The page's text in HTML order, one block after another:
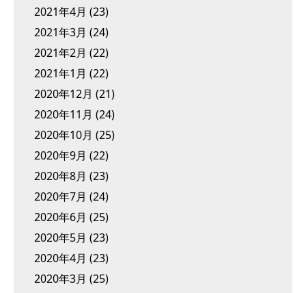
2021年4月 (23)
2021年3月 (24)
2021年2月 (22)
2021年1月 (22)
2020年12月 (21)
2020年11月 (24)
2020年10月 (25)
2020年9月 (22)
2020年8月 (23)
2020年7月 (24)
2020年6月 (25)
2020年5月 (23)
2020年4月 (23)
2020年3月 (25)